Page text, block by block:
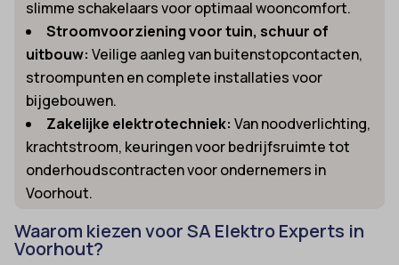
slimme schakelaars voor optimaal wooncomfort.
Stroomvoorziening voor tuin, schuur of
uitbouw: Veilige aanleg van buitenstopcontacten,
stroompunten en complete installaties voor
bijgebouwen.
Zakelijke elektrotechniek: Van noodverlichting,
krachtstroom, keuringen voor bedrijfsruimte tot
onderhoudscontracten voor ondernemers in
Voorhout.
Waarom kiezen voor SA Elektro Experts in
Voorhout?